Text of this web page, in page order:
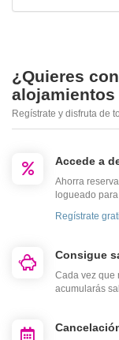
¿Quieres
alojamientos
Regístrate y disfruta de
Accede a
Ahorra
logueado
Regístrate
Consigue
Cada vez que
acumularás